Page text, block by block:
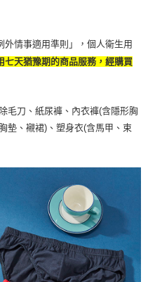
起之損失，本公司不負相關責
足之情形，本公司將視審查結果
註冊。若發現惡意使用之情形，
使用額度並採取法律行動。
費
)
費
情事適用準則」，個人衛生用
七天猶豫期的商品服務，經購買
毛刀、紙尿褲、內衣褲(含隱形胸
墊、襯裙)、塑身衣(含馬甲、束